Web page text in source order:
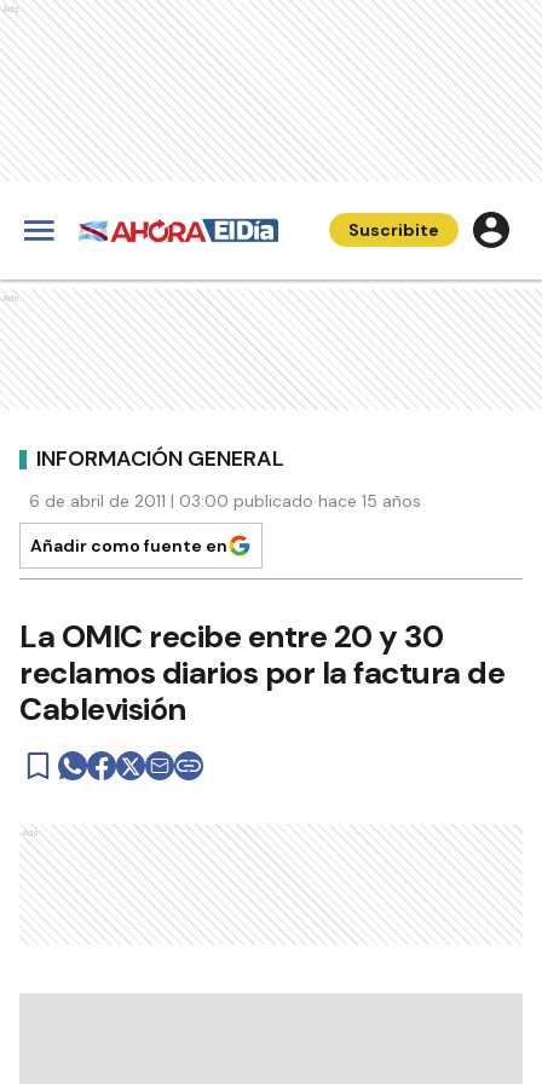
Ads
Suscribite
Ads
INFORMACIÓN GENERAL
6 de abril de 2011 | 03:00 publicado hace 15 años
Añadir como fuente en
La OMIC recibe entre 20 y 30
reclamos diarios por la factura de
Cablevisión
Ads